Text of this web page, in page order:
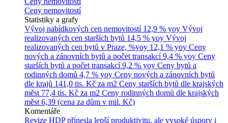
Ceny nemovitostí
Statistiky a grafy
Vývoj nabídkových cen nemovitostí 12,9 % yoy Vývoj
realizovaných cen starších bytů 14,5 % yoy Vývoj
realizovaných cen bytů v Praze, %yoy 12,1 % yoy Ceny
nových a zánovních bytů a počet transakcí 9,4 % yoy Ceny
starších bytů a počet transakcí 9,2 % yoy Ceny bytů a
rodinných domů 4,7 % yoy Ceny nových a zánovních bytů
dle krajů 141,0 tis. Kč za m2 Ceny starších bytů dle krajských
měst 77,4 tis. Kč za m2 Ceny rodinných domů dle krajských
měst 6,39 (cena za dům v mil. Kč)
Komentáře
Revize HDP přinesla lepší produktivitu, ale vysoké úspory i